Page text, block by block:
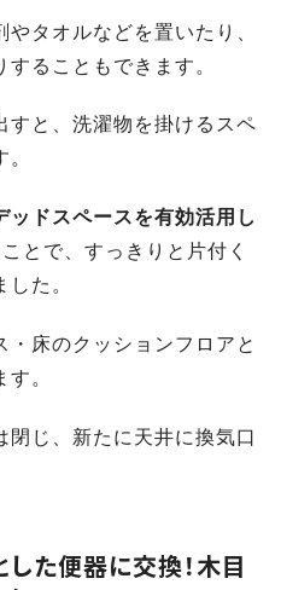
タオルなどを置いたり、
ることもできます。
すと、洗濯物を掛けるスペ
ッドスペースを有効活用し
ことで、すっきりと片付く
た。
・床のクッションフロアと
。
閉じ、新たに天井に換気口
した便器に交換！木目